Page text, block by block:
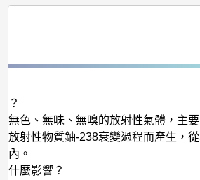
氡
？
無色、無味、無嗅的放射性氣體，主
放射性物質鈾-238衰變過程而產生，
內。
什麼影響？